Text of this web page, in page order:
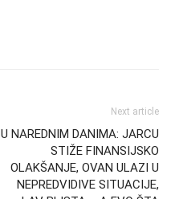
Next article
U NAREDNIM DANIMA: JARCU
STIŽE FINANSIJSKO
OLAKŠANJE, OVAN ULAZI U
NEPREDVIDIVE SITUACIJE,